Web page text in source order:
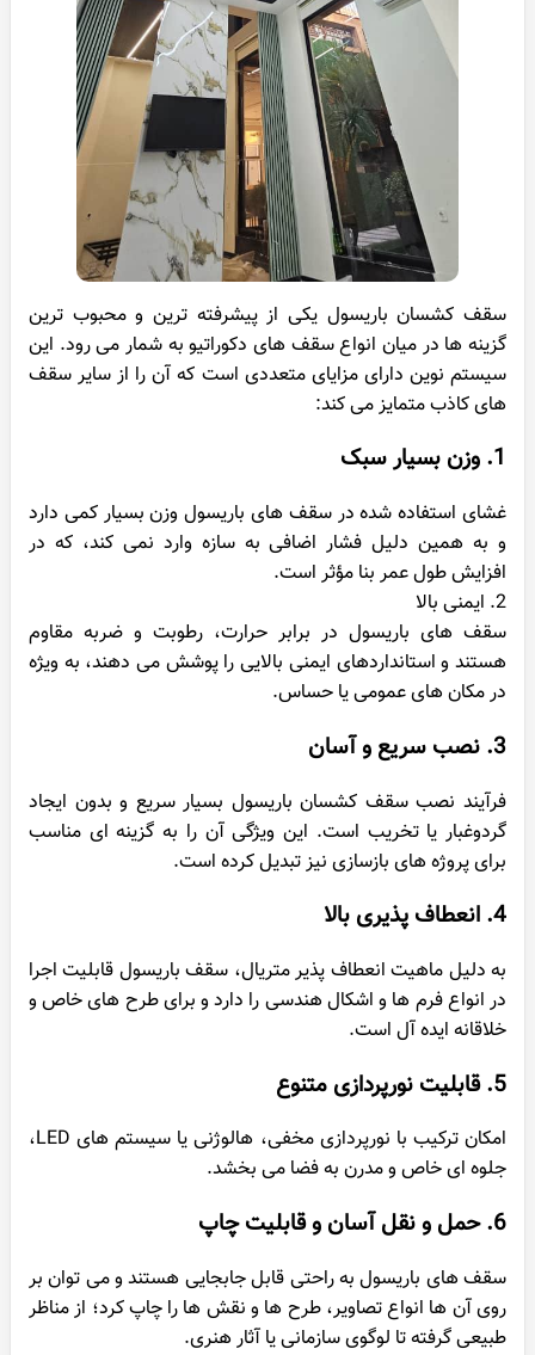
سقف کشسان باریسول یکی از پیشرفته ترین و محبوب ترین
گزینه ها در میان انواع سقف های دکوراتیو به شمار می رود. این
سیستم نوین دارای مزایای متعددی است که آن را از سایر سقف
های کاذب متمایز می کند:
1. وزن بسیار سبک
غشای استفاده شده در سقف های باریسول وزن بسیار کمی دارد
و به همین دلیل فشار اضافی به سازه وارد نمی کند، که در
افزایش طول عمر بنا مؤثر است.
2. ایمنی بالا
سقف های باریسول در برابر حرارت، رطوبت و ضربه مقاوم
هستند و استانداردهای ایمنی بالایی را پوشش می دهند، به ویژه
در مکان های عمومی یا حساس.
3. نصب سریع و آسان
فرآیند نصب سقف کشسان باریسول بسیار سریع و بدون ایجاد
گردوغبار یا تخریب است. این ویژگی آن را به گزینه ای مناسب
برای پروژه های بازسازی نیز تبدیل کرده است.
4. انعطاف پذیری بالا
به دلیل ماهیت انعطاف پذیر متریال، سقف باریسول قابلیت اجرا
در انواع فرم ها و اشکال هندسی را دارد و برای طرح های خاص و
خلاقانه ایده آل است.
5. قابلیت نورپردازی متنوع
امکان ترکیب با نورپردازی مخفی، هالوژنی یا سیستم های LED،
جلوه ای خاص و مدرن به فضا می بخشد.
6. حمل و نقل آسان و قابلیت چاپ
سقف های باریسول به راحتی قابل جابجایی هستند و می توان بر
روی آن ها انواع تصاویر، طرح ها و نقش ها را چاپ کرد؛ از مناظر
طبیعی گرفته تا لوگوی سازمانی یا آثار هنری.